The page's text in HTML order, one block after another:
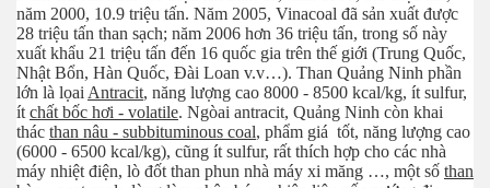
năm 2000, 10.9 triệu tấn. Năm 2005, Vinacoal đã sản xuất được
28 triệu tấn than sạch; năm 2006 hơn 36 triệu tấn, trong số này
xuất khẩu 21 triệu tấn đến 16 quốc gia trên thế giới (Trung Quốc,
Nhật Bổn, Hàn Quốc, Đài Loan v.v…). Than Quảng Ninh phần
lớn là lọaiAntracit, năng lượng cao 8000 - 8500 kcal/kg, ít sulfur,
ítchất bốc hơi - volatile. Ngòai antracit, Quảng Ninh còn khai
thác than nâu - subbituminous coal, phẩm giá tốt, năng lượng cao
(6000 - 6500 kcal/kg), cũng ít sulfur, rất thích hợp cho các nhà
máy nhiệt điện, lò đốt than phun nhà máy xi măng …, một số than
niên